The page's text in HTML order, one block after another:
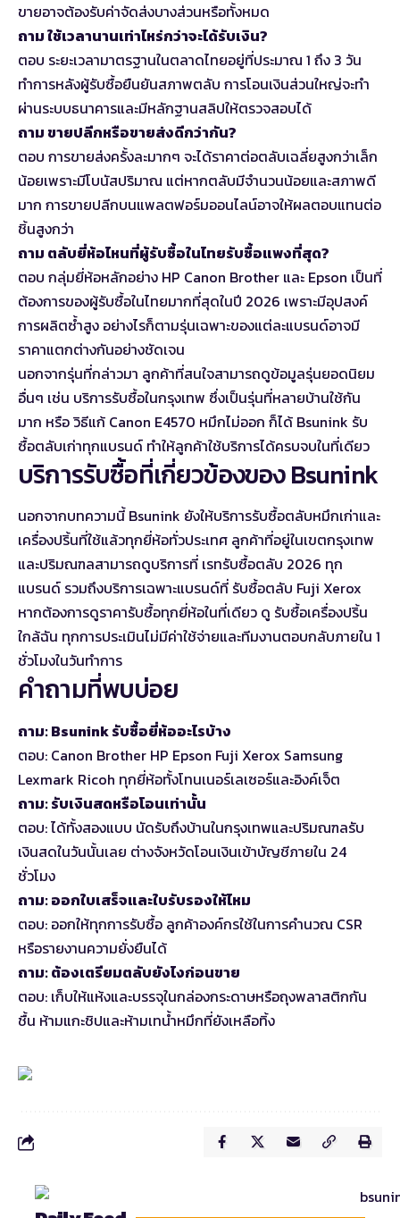
ขายอาจต้องรับค่าจัดส่งบางส่วนหรือทั้งหมด
ถาม ใช้เวลานานเท่าไหร่กว่าจะได้รับเงิน?
ตอบ ระยะเวลามาตรฐานในตลาดไทยอยู่ที่ประมาณ 1 ถึง 3 วัน
ทำการหลังผู้รับซื้อยืนยันสภาพตลับ การโอนเงินส่วนใหญ่จะทำ
ผ่านระบบธนาคารและมีหลักฐานสลิปให้ตรวจสอบได้
ถาม ขายปลีกหรือขายส่งดีกว่ากัน?
ตอบ การขายส่งครั้งละมากๆ จะได้ราคาต่อตลับเฉลี่ยสูงกว่าเล็ก
น้อยเพราะมีโบนัสปริมาณ แต่หากตลับมีจำนวนน้อยและสภาพดี
มาก การขายปลีกบนแพลตฟอร์มออนไลน์อาจให้ผลตอบแทนต่อ
ชิ้นสูงกว่า
ถาม ตลับยี่ห้อไหนที่ผู้รับซื้อในไทยรับซื้อแพงที่สุด?
ตอบ กลุ่มยี่ห้อหลักอย่าง HP Canon Brother และ Epson เป็นที่
ต้องการของผู้รับซื้อในไทยมากที่สุดในปี 2026 เพราะมีอุปสงค์
การผลิตซ้ำสูง อย่างไรก็ตามรุ่นเฉพาะของแต่ละแบรนด์อาจมี
ราคาแตกต่างกันอย่างชัดเจน
นอกจากรุ่นที่กล่าวมา ลูกค้าที่สนใจสามารถดูข้อมูลรุ่นยอดนิยม
อื่นๆ เช่น บริการรับซื้อในกรุงเทพ ซึ่งเป็นรุ่นที่หลายบ้านใช้กัน
มาก หรือวิธีแก้ Canon E4570 หมึกไม่ออก ก็ได้ Bsunink รับ
ซื้อตลับเก่าทุกแบรนด์ ทำให้ลูกค้าใช้บริการได้ครบจบในที่เดียว
บริการรับซื้อที่เกี่ยวข้องของ Bsunink
นอกจากบทความนี้ Bsunink ยังให้บริการรับซื้อตลับหมึกเก่าและ
เครื่องปริ้นที่ใช้แล้วทุกยี่ห้อทั่วประเทศ ลูกค้าที่อยู่ในเขตกรุงเทพ
และปริมณฑลสามารถดูบริการที่ เรทรับซื้อตลับ 2026 ทุก
แบรนด์ รวมถึงบริการเฉพาะแบรนด์ที่ รับซื้อตลับ Fuji Xerox
หากต้องการดูราคารับซื้อทุกยี่ห้อในที่เดียว ดู รับซื้อเครื่องปริ้น
ใกล้ฉัน ทุกการประเมินไม่มีค่าใช้จ่ายและทีมงานตอบกลับภายใน 1
ชั่วโมงในวันทำการ
คำถามที่พบบ่อย
ถาม: Bsunink รับซื้อยี่ห้ออะไรบ้าง
ตอบ: Canon Brother HP Epson Fuji Xerox Samsung
Lexmark Ricoh ทุกยี่ห้อทั้งโทนเนอร์เลเซอร์และอิงค์เจ็ต
ถาม: รับเงินสดหรือโอนเท่านั้น
ตอบ: ได้ทั้งสองแบบ นัดรับถึงบ้านในกรุงเทพและปริมณฑลรับ
เงินสดในวันนั้นเลย ต่างจังหวัดโอนเงินเข้าบัญชีภายใน 24
ชั่วโมง
ถาม: ออกใบเสร็จและใบรับรองให้ไหม
ตอบ: ออกให้ทุกการรับซื้อ ลูกค้าองค์กรใช้ในการคำนวณ CSR
หรือรายงานความยั่งยืนได้
ถาม: ต้องเตรียมตลับยังไงก่อนขาย
ตอบ: เก็บให้แห้งและบรรจุในกล่องกระดาษหรือถุงพลาสติกกัน
ชื้น ห้ามแกะชิปและห้ามเทน้ำหมึกที่ยังเหลือทิ้ง